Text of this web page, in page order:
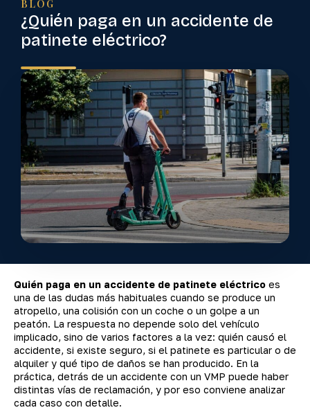
BLOG
¿Quién paga en un accidente de
patinete eléctrico?
Quién paga en un accidente de patinete eléctrico es
una de las dudas más habituales cuando se produce un
atropello, una colisión con un coche o un golpe a un
peatón. La respuesta no depende solo del vehículo
implicado, sino de varios factores a la vez: quién causó el
accidente, si existe seguro, si el patinete es particular o de
alquiler y qué tipo de daños se han producido. En la
práctica, detrás de un accidente con un VMP puede haber
distintas vías de reclamación, y por eso conviene analizar
cada caso con detalle.